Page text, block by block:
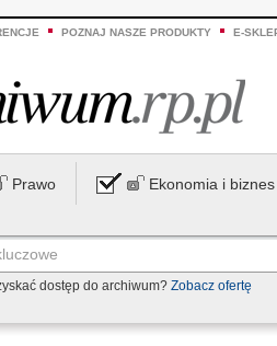
POZNAJ NASZE PRODUKTY E-
Prawo Ekonomia i biznes
dostęp do archiwum? Zobacz ofertę